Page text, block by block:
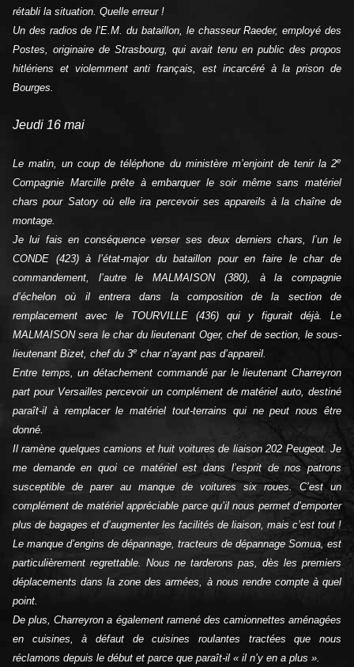
rétabli la situation. Quelle erreur !
Un des radios de l’E.M. du bataillon, le chasseur Raeder, employé des
Postes, originaire de Strasbourg, qui avait tenu en public des propos
hitlériens et violemment anti français, est incarcéré à la prison de
Bourges.
Jeudi 16 mai
Le matin, un coup de téléphone du ministère m’enjoint de tenir la 2e
Compagnie Marcille prête à embarquer le soir même sans matériel
chars pour Satory où elle ira percevoir ses appareils à la chaîne de
montage.
Je lui fais en conséquence verser ses deux derniers chars, l’un le
CONDE (423) à l’état-major du bataillon pour en faire le char de
commandement, l’autre le MALMAISON (380), à la compagnie
d’échelon où il entrera dans la composition de la section de
remplacement avec le TOURVILLE (436) qui y figurait déjà. Le
MALMAISON sera le char du lieutenant Oger, chef de section, le sous-
lieutenant Bizet, chef du 3e char n’ayant pas d’appareil.
Entre temps, un détachement commandé par le lieutenant Charreyron
part pour Versailles percevoir un complément de matériel auto, destiné
paraît-il à remplacer le matériel tout-terrains qui ne peut nous être
donné.
Il ramène quelques camions et huit voitures de liaison 202 Peugeot. Je
me demande en quoi ce matériel est dans l’esprit de nos patrons
susceptible de parer au manque de voitures six roues. C’est un
complément de matériel appréciable parce qu’il nous permet d’emporter
plus de bagages et d’augmenter les facilités de liaison, mais c’est tout !
Le manque d’engins de dépannage, tracteurs de dépannage Somua, est
particulièrement regrettable. Nous ne tarderons pas, dès les premiers
déplacements dans la zone des armées, à nous rendre compte à quel
point.
De plus, Charreyron a également ramené des camionnettes aménagées
en cuisines, à défaut de cuisines roulantes tractées que nous
réclamons depuis le début et parce que paraît-il « il n’y en a plus ».